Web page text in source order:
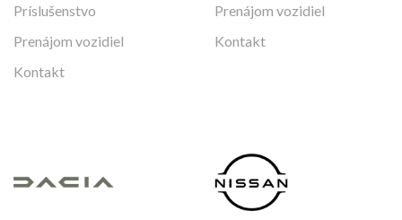
Príslušenstvo
Prenájom vozidiel
Kontakt
Prenájom vozidiel
Kontakt